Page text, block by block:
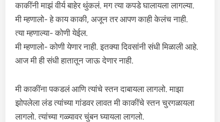
काकींनी माझं वीर्य बाहेर थुंकलं. मग त्या कपडे घालायला लागल्या.
मी म्हणालो- हे काय काकी, अजून तर आपण काही केलंच नाही.
त्या म्हणाल्या- कोणी येईल.
मी म्हणालो- कोणी येणार नाही. इतक्या दिवसांनी संधी मिळाली आहे.
आज मी ही संधी हातातून जाऊ देणार नाही.
मी काकींना पकडलं आणि त्यांचे स्तन दाबायला लागलो. माझा
झोपलेला लंड त्यांच्या गांडवर लावत मी काकींचे स्तन चुरगळायला
लागलो. त्यांच्या गळ्यावर चुंबन घ्यायला लागलो.